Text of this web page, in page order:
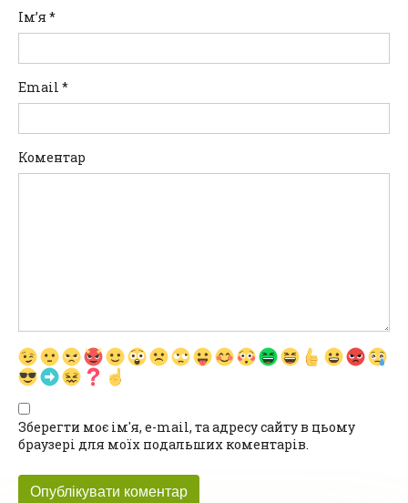
Ім’я *
Email *
Коментар
Зберегти моє ім'я, e-mail, та адресу сайту в цьому
браузері для моїх подальших коментарів.